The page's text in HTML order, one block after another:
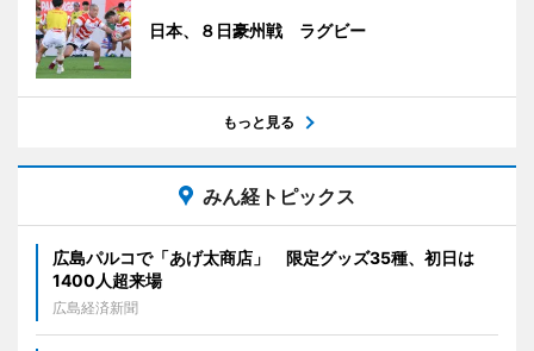
日本、８日豪州戦 ラグビー
もっと見る
みん経トピックス
広島パルコで「あげ太商店」 限定グッズ35種、初日は
1400人超来場
広島経済新聞